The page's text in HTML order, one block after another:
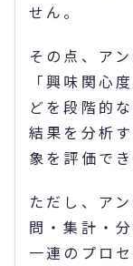
せん。
その点、ア
「興味関心
どを段階的
結果を分析
象を評価でき
ただし、ア
問・集計・
一連のプロ